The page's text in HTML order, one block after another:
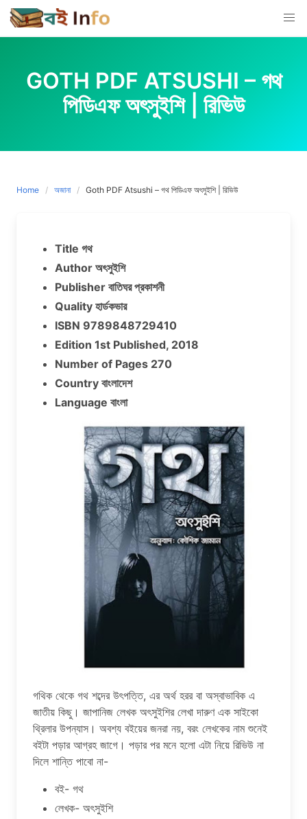
Skip
to
content
GOTH PDF ATSUSHI – গথ
পিডিএফ অৎসুইশি | রিভিউ
Home অজানা Goth PDF Atsushi – গথ পিডিএফ অৎসুইশি | রিভিউ
Title গথ
Author অৎসুইশি
Publisher বাতিঘর প্রকাশনী
Quality হার্ডকভার
ISBN 9789848729410
Edition 1st Published, 2018
Number of Pages 270
Country বাংলাদেশ
Language বাংলা
গথিক থেকে গথ শব্দের উৎপত্তি, এর অর্থ হরর বা অস্বাভাবিক এ
জাতীয় কিছু। জাপানিজ লেখক অৎসুইশির লেখা দারুণ এক সাইকো
থ্রিলার উপন্যাস। অবশ্য বইয়ের জনরা নয়, বরং লেখকের নাম শুনেই
বইটা পড়ার আগ্রহ জাগে। পড়ার পর মনে হলো এটা নিয়ে রিভিউ না
দিলে শান্তি পাবো না-
বই- গথ
লেখক- অৎসুইশি